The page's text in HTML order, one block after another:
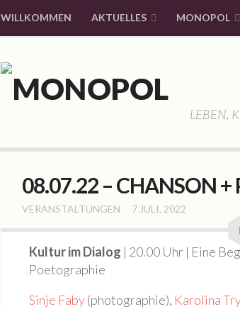
WILLKOMMEN AKTUELLES MONOPOL
LEBEN,
08.07.22 – CHANSON +
VERANSTALTUNGEN 7 JULI, 2022
Kultur im Dialog | 20.00 Uhr | Eine
Poetographie
Sinje Faby(photographie), Karolina